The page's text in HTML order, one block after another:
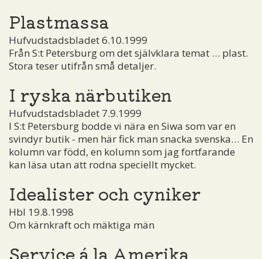
Plastmassa
Hufvudstadsbladet 6.10.1999
Från S:t Petersburg om det självklara temat … plast.
Stora teser utifrån små detaljer.
I ryska närbutiken
Hufvudstadsbladet 7.9.1999
I S:t Petersburg bodde vi nära en Siwa som var en
svindyr butik - men här fick man snacka svenska… En
kolumn var född, en kolumn som jag fortfarande
kan läsa utan att rodna speciellt mycket.
Idealister och cyniker
Hbl 19.8.1998
Om kärnkraft och mäktiga män
Service á la Amerika